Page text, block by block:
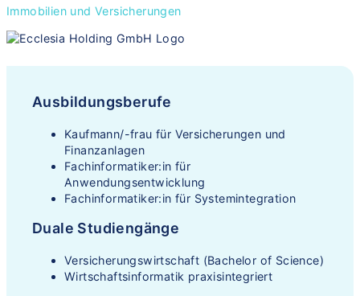
Immobilien und Versicherungen
Ausbildungsberufe
Kaufmann/-frau für Versicherungen und
Finanzanlagen
Fachinformatiker:in für
Anwendungsentwicklung
Fachinformatiker:in für Systemintegration
Duale Studiengänge
Versicherungswirtschaft (Bachelor of Science)
Wirtschaftsinformatik praxisintegriert